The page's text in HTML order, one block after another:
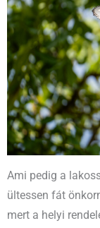
Ami pedig a
ültessen fát
mert a helyi